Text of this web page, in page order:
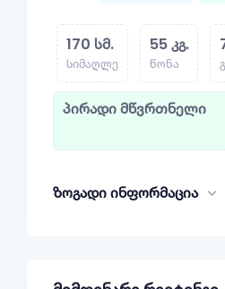
170 სმ.
სიმაღლე
55 კგ.
წონა
პირადი მწვრთნელი
ზოგადი ინფორმაცია